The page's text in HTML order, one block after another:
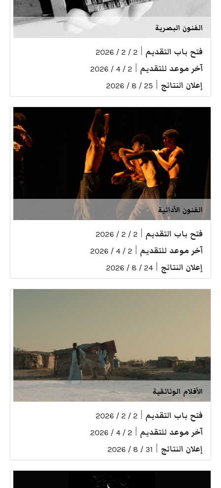
الفنون البصرية
فتح باب التقديم 2 / 2 / 2026
آخر موعد للتقديم 2 / 4 / 2026
إعلان النتائج 25 / 8 / 2026
الفنون الأدائية
فتح باب التقديم 2 / 2 / 2026
آخر موعد للتقديم 2 / 4 / 2026
إعلان النتائج 24 / 8 / 2026
الأفلام الوثائقية
فتح باب التقديم 2 / 2 / 2026
آخر موعد للتقديم 2 / 4 / 2026
إعلان النتائج 31 / 8 / 2026